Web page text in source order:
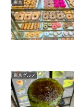
東京
東京グルメ